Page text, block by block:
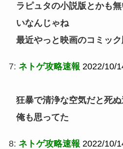
ラピュタの小説版とかも
いなんじゃね
最近やっと映画のコミッ
7: ネトゲ攻略速報 2022/10/
狂暴で清浄な空気だと死
俺も思ってた
8: ネトゲ攻略速報 2022/10/